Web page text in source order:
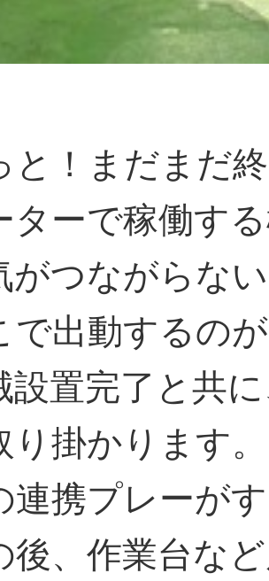
と！まだまだ
ターで稼働す
がつながらな
で出動するの
設置完了と共
り掛かります。
連携プレーが
後、作業台な